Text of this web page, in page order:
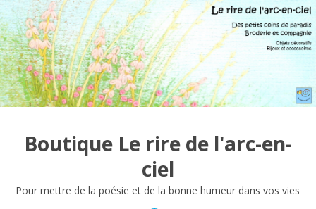
Aller
au
contenu
Boutique Le rire de l'arc-en-
ciel
Pour mettre de la poésie et de la bonne humeur dans vos vies